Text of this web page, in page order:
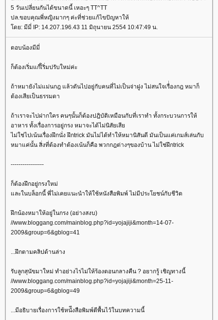
5 วันเปลี่ยนกันได้ขนาดนี้ เหอะๆ TT^TT
ปล.ขอบคุณพี่หญิงมากๆ ค่ะที่ช่วยแก้ไขปัญหาให้
ดย: มีมี่ IP: 14.207.196.43 11 มิถุนายน 2554 10:47:49 น.
ตอบน้องมีมี่
ก็ต้องเริ่มแก้เิิริ่มปรับใหม่ค่ะ
ถ้าหมายังไม่แม่นกฎ แล้วดันไปอยู่กับคนที่ไม่เป็นจ่าฝูง ไม่สนใจเรื่่องกฎ หมาก็
ต้องเสียเป็นธรรมดา
ถ้าเราจะไปฝากใคร คนๆนั้นก็ต้องปฎิบัติเหมือนกับที่เราทำ ทั้งกระบวนการให้
อาหาร ทั้งเรื่องการอยู่กรง หมาจะได้ไม่นิสัยเสี
ไม่ใช่ไปเน้นเรื่องฝึกนั่ง ฝึกtrick มันไม่ได้ทำให้หมานิสันดี มันเป็นแค่เกมส์เล่นกับ
หมาแค่นั้น สิ่งที่ต้องทำต้องเน้นก็คือ พวกกฎต่างๆของบ้าน ไม่ใช่ฝึกtrick
-----------------
ก็ต้องฝึกอยู่กรงใหม่
ละในบล็อกนี้ พี่ไม่เคยแนะนำให้ใช้หนังสือพิมพ์ ไม่มีประโยชน์กับชีวิต
ฝึกน้องหมาให้อยู่ในกรง (อย่างสงบ)
//www.bloggang.com/mainblog.php?id=yojajiji&month=14-07-
2009&group=6&gblog=41
...ฝึกตามคลิปด้านล่าง
รับลูกสุนัขมาใหม่ ทำอย่างไรไม่ให้ร้องตอนกลางคืน ? อยากรู้ เชิญทางนี้
//www.bloggang.com/mainblog.php?id=yojajiji&month=25-11-
2009&group=6&gblog=49
...มีอธิบายเรื่องการใช้หนัีงสือพิมพ์ตีพื้นไว้ในบทความนี้